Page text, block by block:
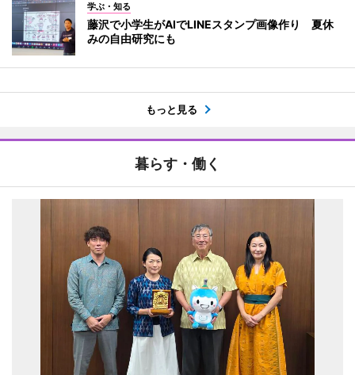
学ぶ・知る
藤沢で小学生がAIでLINEスタンプ画像作り 夏休
みの自由研究にも
もっと見る
暮らす・働く